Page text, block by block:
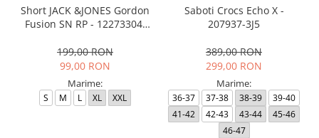
Short JACK &JONES Gordon
Fusion SN RP - 12273304-
199,00 RON
99,00 RON
Marime:
S M L XL XXL
Saboti Crocs Echo X -
207937-3J5
389,00 RON
299,00 RON
Marime:
36-37 37-38 38-39
39-40
41-42
42-43 43-44
45-46
46-47